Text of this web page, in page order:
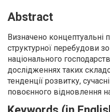
Abstract
Визначено
структурної перебудови
національного
дослідженнях таких
тенденції розвитку,
повоєнного відновлення